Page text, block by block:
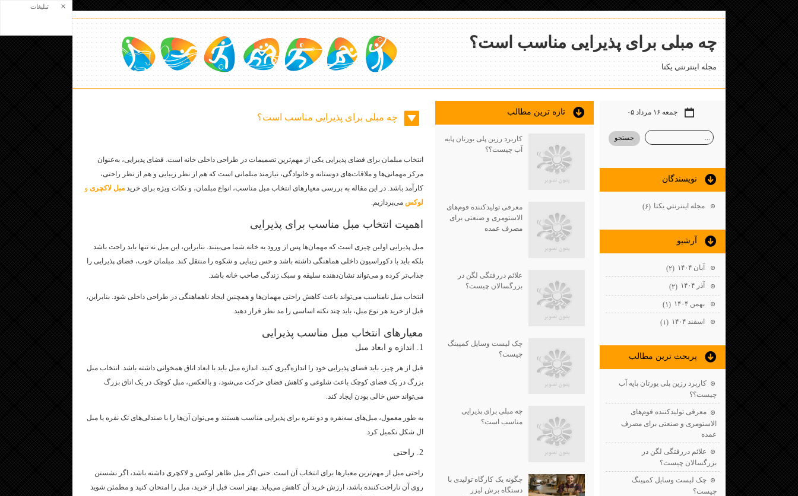
چه مبلی برای پذیرایی مناسب است؟
مجله اينترنتي يكتا
چه مبلی برای پذیرایی مناسب است؟
انتخاب مبلمان برای فضای پذیرایی یکی از مهم‌ترین تصمیمات در طراحی داخلی خانه است. فضای پذیرایی، به‌عنوان
مرکز مهمانی‌ها و ملاقات‌های دوستانه و خانوادگی، نیازمند مبلمانی است که هم از نظر زیبایی و هم از نظر راحتی،
کارآمد باشد. در این مقاله به بررسی معیارهای انتخاب مبل مناسب، انواع مبلمان، و نکات ویژه برای خرید مبل لاکچریو
لوکسمی‌پردازیم.
اهمیت انتخاب مبل مناسب برای پذیرایی
مبل پذیرایی اولین چیزی است که مهمان‌ها پس از ورود به خانه شما می‌بینند. بنابراین، این مبل نه تنها باید راحت باشد
بلکه باید با دکوراسیون داخلی هماهنگی داشته باشد و حس زیبایی و شکوه را منتقل کند. مبلمان خوب، فضای پذیرایی را
جذاب‌تر کرده و می‌تواند نشان‌دهنده سلیقه و سبک زندگی صاحب خانه باشد.
انتخاب مبل نامناسب می‌تواند باعث کاهش راحتی مهمان‌ها و همچنین ایجاد ناهماهنگی در طراحی داخلی شود. بنابراین،
قبل از خرید هر نوع مبل، باید چند نکته اساسی را مد نظر قرار دهید.
معیارهای انتخاب مبل مناسب پذیرایی
1. اندازه و ابعاد مبل
قبل از هر چیز، باید فضای پذیرایی خود را اندازه‌گیری کنید. اندازه مبل باید با ابعاد اتاق همخوانی داشته باشد. انتخاب مبل
بزرگ در یک فضای کوچک باعث شلوغی و کاهش فضای حرکت می‌شود، و بالعکس، مبل کوچک در یک اتاق بزرگ
می‌تواند حس خالی بودن ایجاد کند.
به طور معمول، مبل‌های سه‌نفره و دو نفره برای پذیرایی مناسب هستند و می‌توان آن‌ها را با صندلی‌های تک نفره یا مبل
ال شکل تکمیل کرد.
2. راحتی
راحتی مبل از مهم‌ترین معیارها برای انتخاب آن است. حتی اگر مبل ظاهر لوکس و لاکچری داشته باشد، اگر نشستن
روی آن ناراحت‌کننده باشد، ارزش خرید آن کاهش می‌یابد. بهتر است قبل از خرید، مبل را امتحان کنید و مطمئن شوید
جمعه ۱۶ مرداد ۰۵
نويسندگان
مجله اينترنتي يكتا (۶)
آرشيو
آبان ۱۴۰۴ (۲)
آذر ۱۴۰۴ (۲)
بهمن ۱۴۰۴ (۱)
اسفند ۱۴۰۴ (۱)
پربحث ترين مطالب
کاربرد رزین پلی یورتان پایه آب
چیست؟؟
معرفی تولیدکننده فوم‌های
الاستومری و صنعتی برای مصرف
عمده
علائم دررفتگی لگن در
بزرگسالان چیست؟
چک لیست وسایل کمپینگ
چیست؟
تازه ترين مطالب
کاربرد رزین پلی یورتان پایه
آب چیست؟؟
معرفی تولیدکننده فوم‌های
الاستومری و صنعتی برای
مصرف عمده
علائم دررفتگی لگن در
بزرگسالان چیست؟
چک لیست وسایل کمپینگ
چیست؟
چه مبلی برای پذیرایی
مناسب است؟
چگونه یک کارگاه تولیدی با
دستگاه برش لیزر
تبلیغات ×